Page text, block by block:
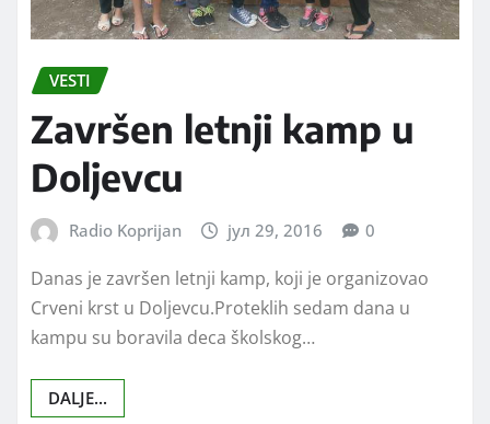
VESTI
Završen letnji kamp u
Doljevcu
Radio Koprijan јул 29, 2016 0
Danas je završen letnji kamp, koji je organizovao
Crveni krst u Doljevcu.Proteklih sedam dana u
kampu su boravila deca školskog…
DALJE...